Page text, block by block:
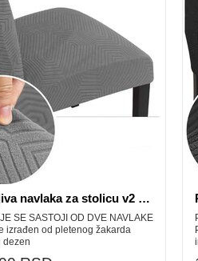
Rastegljiva navlaka za stolicu v2 svetlo siva
SE SASTOJI OD DVE NAVLAKE
izrađen od pletenog žakarda
dezen